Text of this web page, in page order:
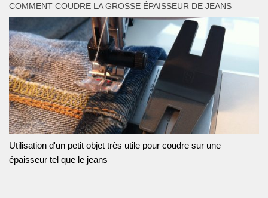
COMMENT COUDRE LA GROSSE ÉPAISSEUR DE JEANS
Utilisation d'un petit objet très utile pour coudre sur une
épaisseur tel que le jeans